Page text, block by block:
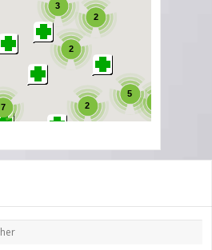
7
5
3
2
2
2